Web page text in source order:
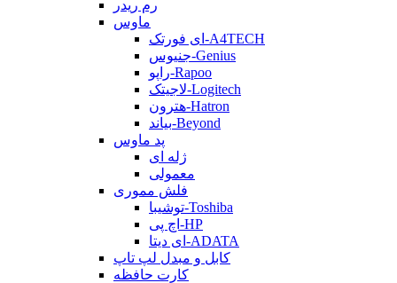
رم ریدر
ماوس
ای فورتک-A4TECH
جنیوس-Genius
راپو-Rapoo
لاجیتک-Logitech
هترون-Hatron
بیاند-Beyond
پد ماوس
ژله ای
معمولی
فلش مموری
توشیبا-Toshiba
اچ پی-HP
ای دیتا-ADATA
کابل و مبدل لپ تاپ
کارت حافظه